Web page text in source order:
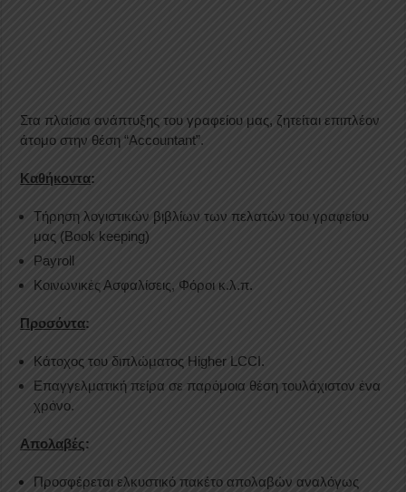
Στα πλαίσια ανάπτυξης του γραφείου μας, ζητείται επιπλέον
άτομο στην θέση “Accountant”.
Καθήκοντα:
Τήρηση λογιστικών βιβλίων των πελατών του γραφείου
μας (Book keeping)
Payroll
Κοινωνικές Ασφαλίσεις, Φόροι κ.λ.π.
Προσόντα:
Κάτοχος του διπλώματος Higher LCCI.
Επαγγελματική πείρα σε παρόμοια θέση τουλάχιστον ένα
χρόνο.
Απολαβές:
Προσφέρεται ελκυστικό πακέτο απολαβών αναλόγως